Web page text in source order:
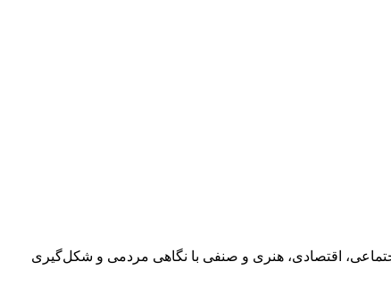
اقتصادی، هنری و صنفی با نگاهی مردمی و شکل‌گیری